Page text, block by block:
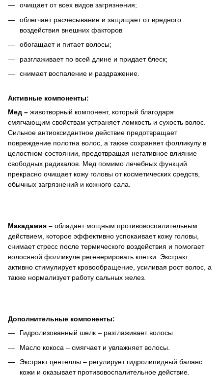
очищает от всех видов загрязнения;
облегчает расчесывание и защищает от вредного
воздействия внешних факторов
обогащает и питает волосы;
разглаживает по всей длине и придает блеск;
снимает воспаление и раздражение.
Активные компоненты:
Мед – животворный компонент, который благодаря
смягчающим свойствам устраняет ломкость и сухость волос.
Сильное антиоксидантное действие предотвращает
повреждение полотна волос, а также сохраняет фолликулу в
целостном состоянии, предотвращая негативное влияние
свободных радикалов. Мед помимо лечебных функций
прекрасно очищает кожу головы от косметических средств,
обычных загрязнений и кожного сала.
Макадамия – обладает мощным противовоспалительным
действием, которое эффективно успокаивает кожу головы,
снимает стресс после термического воздействия и помогает
волосяной фолликуле регенерировать клетки. Экстракт
активно стимулирует кровообращение, усиливая рост волос, а
также нормализует работу сальных желез.
Дополнительные компоненты:
Гидролизованный шелк – разглаживает волосы
Масло кокоса – смягчает и увлажняет волосы.
Экстракт центеллы – регулирует гидролипидный баланс
кожи и оказывает противовоспалительное действие.